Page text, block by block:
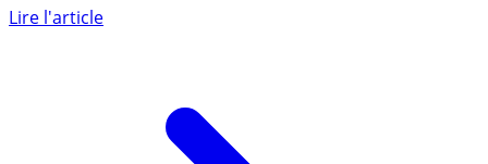
d’aubaine abusif pratiqué par nombre de (...)